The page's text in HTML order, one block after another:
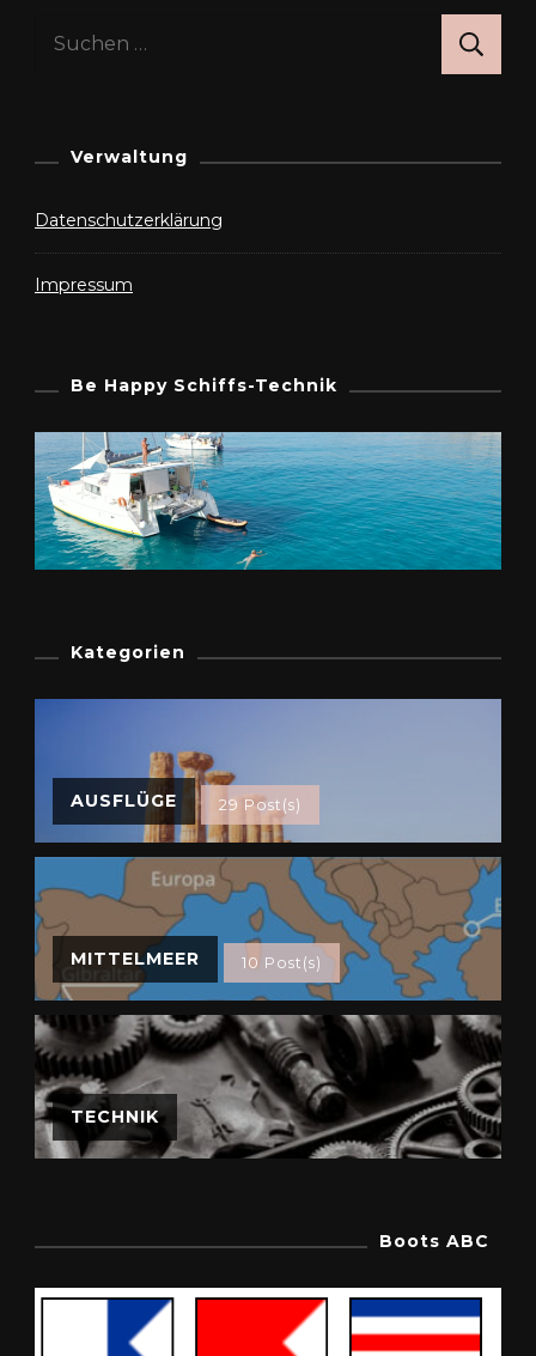
Suchen
Verwaltung
Datenschutzerklärung
Impressum
Be Happy Schiffs-Technik
Kategorien
AUSFLÜGE 29 Post(s)
MITTELMEER 10 Post(s)
TECHNIK
Boots ABC